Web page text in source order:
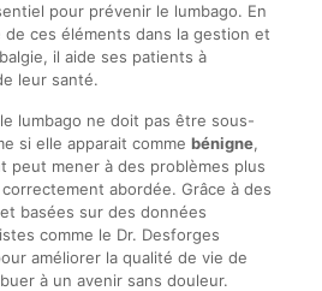
pour prévenir le lumbago. En
de ces éléments dans la gestion et
il aide ses patients à
leur santé.
lumbago ne doit pas être sous-
si elle apparait comme bénigne,
peut mener à des problèmes plus
abordée. Grâce à des
basées sur des données
comme le Dr. Desforges
améliorer la qualité de vie de
à un avenir sans douleur.